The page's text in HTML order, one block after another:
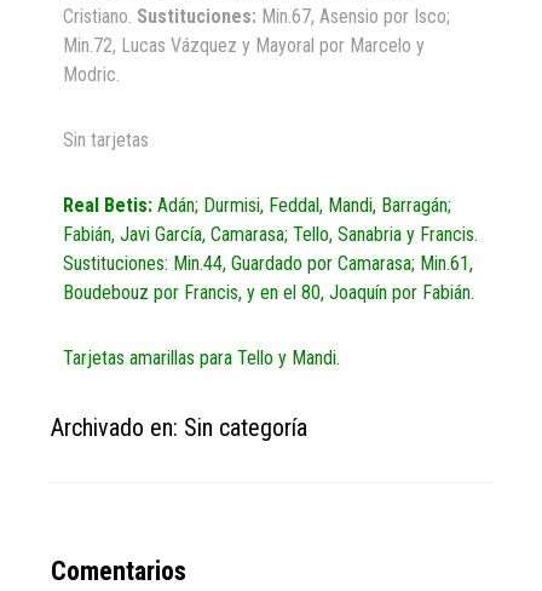
Cristiano. Sustituciones: Min.67, Asensio por Isco;
Min.72, Lucas Vázquez y Mayoral por Marcelo y
Modric.
Sin tarjetas
Real Betis: Adán; Durmisi, Feddal, Mandi, Barragán;
Fabián, Javi García, Camarasa; Tello, Sanabria y Francis.
Sustituciones: Min.44, Guardado por Camarasa; Min.61,
Boudebouz por Francis, y en el 80, Joaquín por Fabián.
Tarjetas amarillas para Tello y Mandi.
Archivado en: Sin categoría
Reader
Comentarios